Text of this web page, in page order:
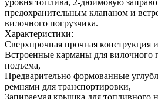
предохранительным клапаном и
вилочного погрузчика.
Характеристики:
Сверхпрочная прочная конструкция
Встроенные карманы для вилочного
подъема,
Предварительно формованные
ремнями для транспортировки,
Запираемая крышка для топливного